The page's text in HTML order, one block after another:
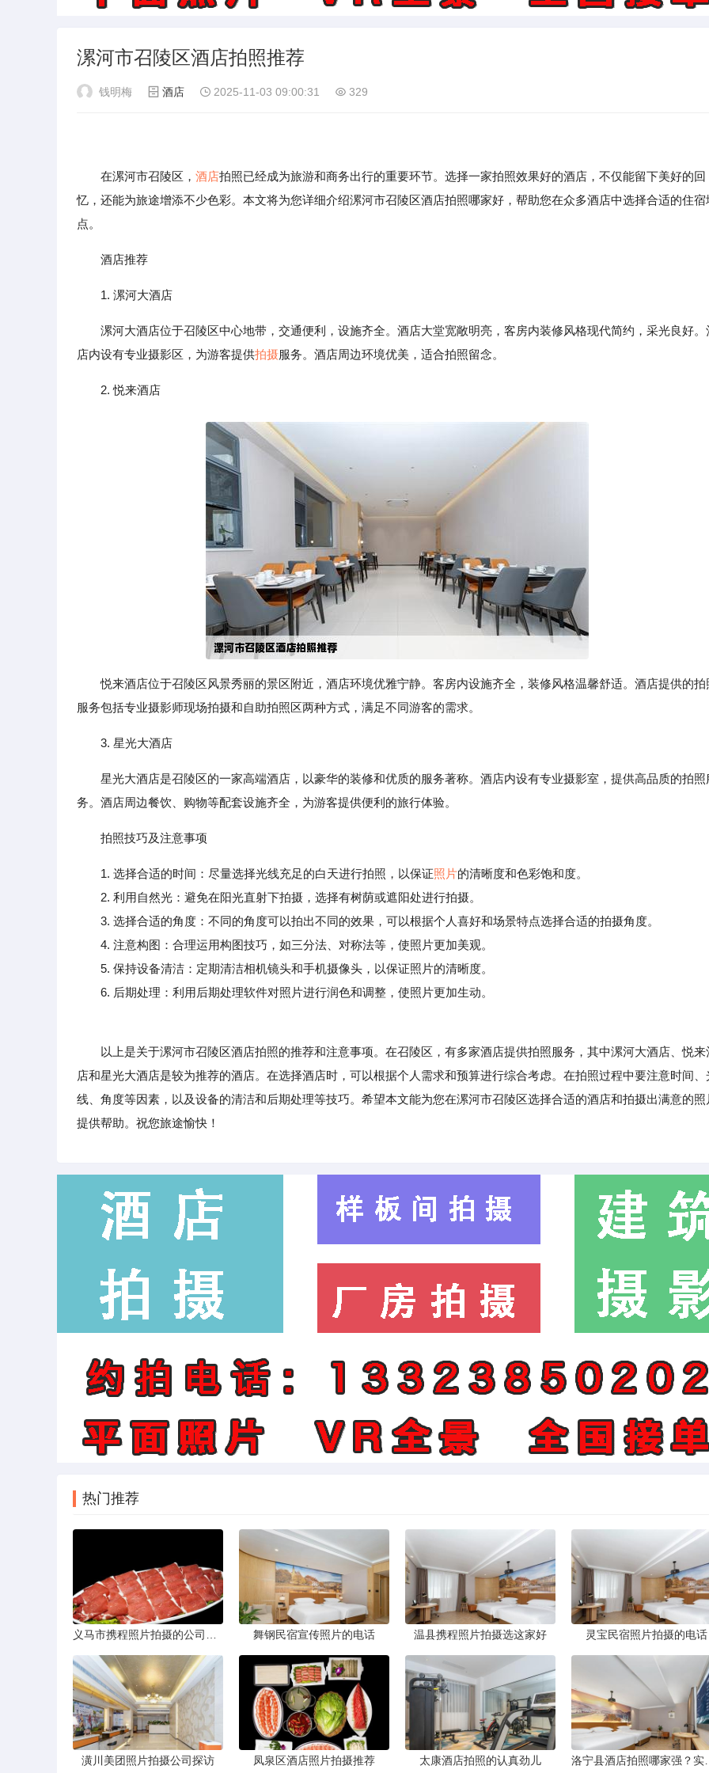
漯河市召陵区酒店拍照推荐
钱明梅 酒店 2025-11-03 09:00:31 329
在漯河市召陵区， 酒店拍照已经成为旅游和商务出行的重要环节。选择一家拍照效果好的酒店，不仅能留下美好的回
忆，还能为旅途增添不少色彩。本文将为您详细介绍漯河市召陵区酒店拍照哪家好，帮助您在众多酒店中选择合适的住宿
点。
酒店推荐
1. 漯河大酒店
漯河大酒店位于召陵区中心地带，交通便利，设施齐全。酒店大堂宽敞明亮，客房内装修风格现代简约，采光良好。
店内设有专业摄影区，为游客提供拍摄服务。酒店周边环境优美，适合拍照留念。
2. 悦来酒店
悦来酒店位于召陵区风景秀丽的景区附近，酒店环境优雅宁静。客房内设施齐全，装修风格温馨舒适。酒店提供的拍
服务包括专业摄影师现场拍摄和自助拍照区两种方式，满足不同游客的需求。
3. 星光大酒店
星光大酒店是召陵区的一家高端酒店，以豪华的装修和优质的服务著称。酒店内设有专业摄影室，提供高品质的拍照
务。酒店周边餐饮、购物等配套设施齐全，为游客提供便利的旅行体验。
拍照技巧及注意事项
1. 选择合适的时间：尽量选择光线充足的白天进行拍照，以保证照片的清晰度和色彩饱和度。
2. 利用自然光：避免在阳光直射下拍摄，选择有树荫或遮阳处进行拍摄。
3. 选择合适的角度：不同的角度可以拍出不同的效果，可以根据个人喜好和场景特点选择合适的拍摄角度。
4. 注意构图：合理运用构图技巧，如三分法、对称法等，使照片更加美观。
5. 保持设备清洁：定期清洁相机镜头和手机摄像头，以保证照片的清晰度。
6. 后期处理：利用后期处理软件对照片进行润色和调整，使照片更加生动。
以上是关于漯河市召陵区酒店拍照的推荐和注意事项。在召陵区，有多家酒店提供拍照服务，其中漯河大酒店、悦来
店和星光大酒店是较为推荐的酒店。在选择酒店时，可以根据个人需求和预算进行综合考虑。在拍照过程中要注意时间、
线、角度等因素，以及设备的清洁和后期处理等技巧。希望本文能为您在漯河市召陵区选择合适的酒店和拍摄出满意的照
提供帮助。祝您旅途愉快！
热门推荐
舞钢民宿宣传照片的电话 温县携程照片拍摄选这家好 灵宝民宿照片拍摄的电话
潢川美团照片拍摄公司探访 凤泉区酒店照片拍摄推荐 太康酒店拍照的认真劲儿